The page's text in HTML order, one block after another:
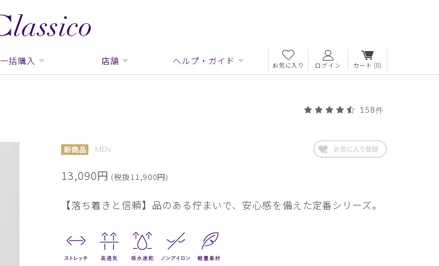
一括購入 店舗 ヘルプ・ガイド お気に入り ログイン カート (0)
158件
MEN
13,090円 (税抜11,900円)
【落ち着きと信頼】品のある佇まいで、安心感を備えた定番シリーズ。